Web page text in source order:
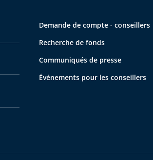
Demande de compte - conseillers
Recherche de fonds
Communiqués de presse
Événements pour les conseillers